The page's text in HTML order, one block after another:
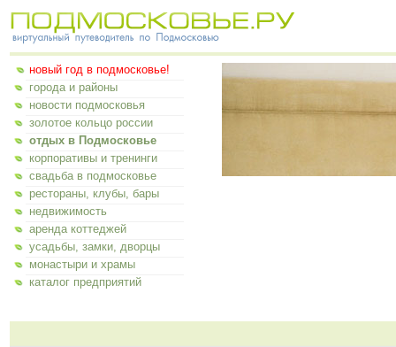
новый год в подмосковье!
города и районы
новости подмосковья
золотое кольцо россии
отдых в Подмосковье
корпоративы и тренинги
свадьба в подмосковье
рестораны, клубы, бары
недвижимость
аренда коттеджей
усадьбы, замки, дворцы
монастыри и храмы
каталог предприятий